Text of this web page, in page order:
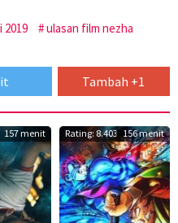
ulasan film nezha
Tambah +1
157 menit Rating: 8.403 156 menit